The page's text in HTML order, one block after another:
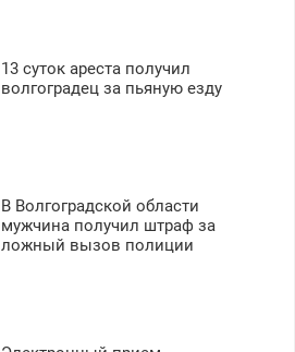
13 суток ареста получил
волгоградец за пьяную езду
В Волгоградской области
мужчина получил штраф за
ложный вызов полиции